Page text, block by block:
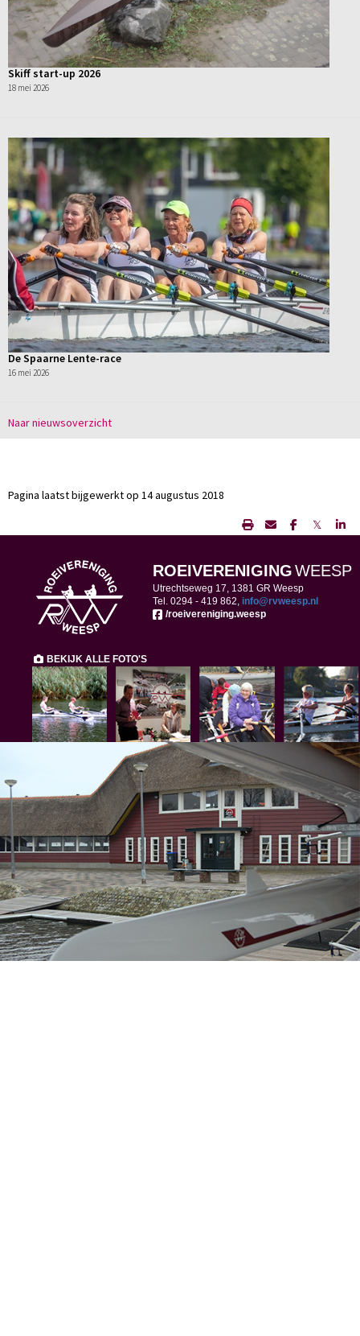
Skiff start-up 2026
18 mei 2026
De Spaarne Lente-race
16 mei 2026
Naar nieuwsoverzicht
Pagina laatst bijgewerkt op 14 augustus 2018
𝕏
ROEIVERENIGINGWEESP
Utrechtseweg 17, 1381 GR Weesp
Tel. 0294 - 419 862, ofni@rvweesp.nl
/roeivereniging.weesp
BEKIJK ALLE FOTO'S